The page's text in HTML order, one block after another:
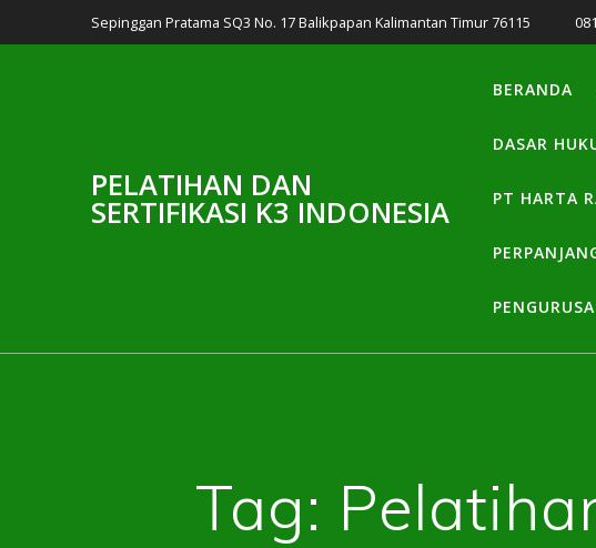
to
Sepinggan Pratama SQ3 No. 17 Balikpapan Kalimantan Timur 76115
PELATIHAN DAN
SERTIFIKASI K3 INDONESIA
BERANDA
DASAR
PT HARTA
Tag: